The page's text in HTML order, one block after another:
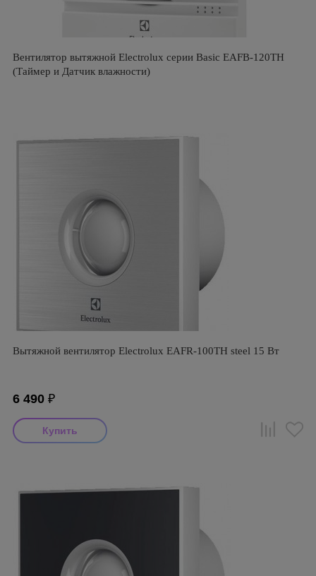
Вентилятор вытяжной Electrolux серии Basic EAFB-120TH
(Таймер и Датчик влажности)
Вытяжной вентилятор Electrolux EAFR-100TH steel 15 Вт
6 490 ₽